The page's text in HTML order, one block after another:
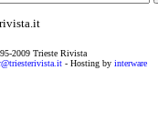
-2009 Trieste Rivista
- Hosting by interware